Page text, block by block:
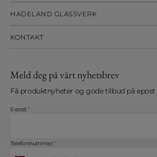
HADELAND GLASSVERK
KONTAKT
Meld deg på vårt nyhetsbrev
Få produktnyheter og gode tilbud på epost
E-post*
Telefonnummer*